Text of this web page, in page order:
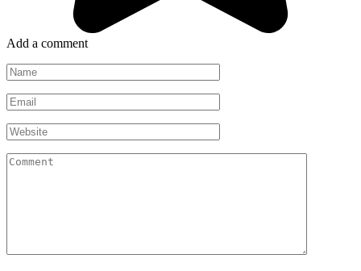
Add a comment
Name
*
Email
*
Website
Comment